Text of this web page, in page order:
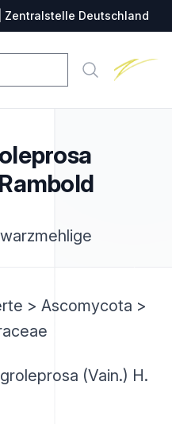
Zentralstelle Deutschland
Suche
> Ascomycota >
(Vain.) H.